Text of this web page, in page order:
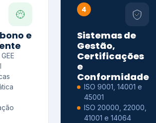
e
4
Sistemas de
Gestão,
Certificações
e
Conformidade
ISO 9001, 14001 e
45001
ISO 20000, 22000,
41001 e 14064